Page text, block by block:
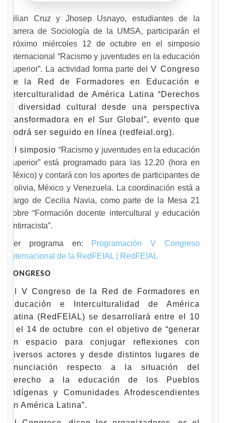
Lilian Cruz y Jhosep Usnayo, estudiantes de la
carrera de Sociología de la UMSA, participarán el
próximo miércoles 12 de octubre en el simposio
internacional “Racismo y juventudes en la educación
superior”. La actividad forma parte delV Congreso
de la Red de Formadores en Educación e
Interculturalidad de América Latina “Derechos
y diversidad cultural desde una perspectiva
transformadora en el Sur Global”, evento que
podrá ser seguido en línea (redfeial.org).
El simposio“Racismo y juventudes en la educación
superior” está programado para las 12.20 (hora en
México) y contará con los aportes de participantes de
Bolivia, México y Venezuela. La coordinación está a
cargo de Cecilia Navia, como parte de la Mesa 21
sobre “Formación docente intercultural y educación
antirracista”.
Ver programa en: Programación V Congreso
Internacional de la RedFEIAL | RedFEIAL
CONGRESO
El V Congreso de la Red de Formadores en
Educación e Interculturalidad de América
Latina (RedFEIAL) se desarrollará entre el 10
y el 14 de octubre con el objetivo de “generar
un espacio para conjugar reflexiones con
diversos actores y desde distintos lugares de
enunciación respecto a la situación del
derecho a la educación de los Pueblos
Indígenas y Comunidades Afrodescendientes
en América Latina”.